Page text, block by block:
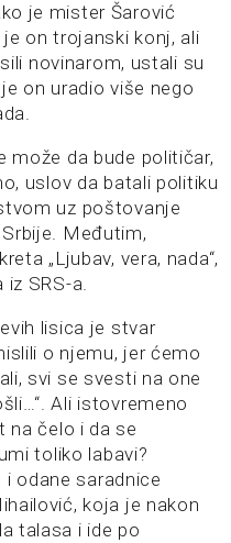
je mister Šarović
on trojanski konj, ali
novinarom, ustali su
on uradio više nego
može da bude političar,
uslov da batali politiku
uz poštovanje
Međutim,
„Ljubav, vera, nada“,
SRS-a.
lisica je stvar
o njemu, jer ćemo
svi se svesti na one
Ali istovremeno
na čelo i da se
toliko labavi?
odane saradnice
koja je nakon
talasa i ide po